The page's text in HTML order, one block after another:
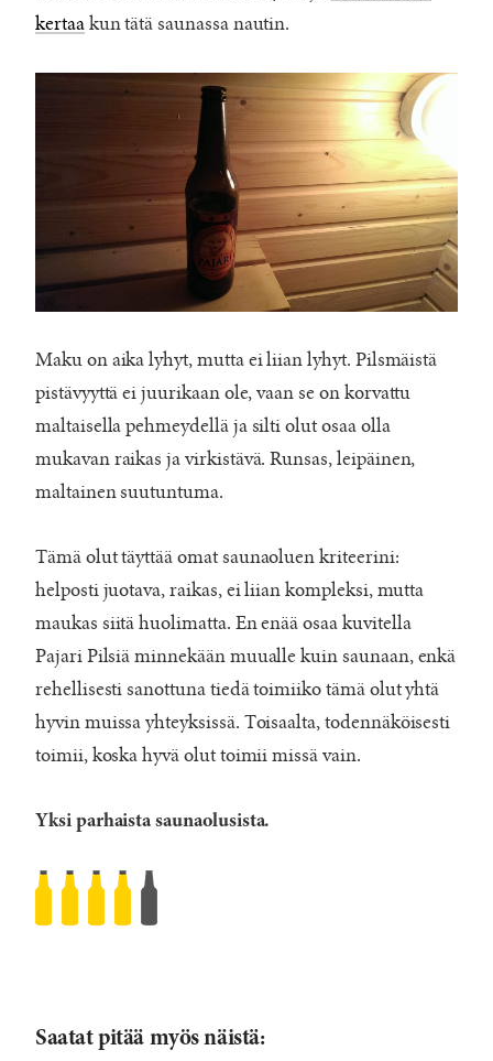
kertaakun tätä saunassa nautin.
Maku on aika lyhyt, mutta ei liian lyhyt. Pilsmäistä
pistävyyttä ei juurikaan ole, vaan se on korvattu
maltaisella pehmeydellä ja silti olut osaa olla
mukavan raikas ja virkistävä. Runsas, leipäinen,
maltainen suutuntuma.
Tämä olut täyttää omat saunaoluen kriteerini:
helposti juotava, raikas, ei liian kompleksi, mutta
maukas siitä huolimatta. En enää osaa kuvitella
Pajari Pilsiä minnekään muualle kuin saunaan, enkä
rehellisesti sanottuna tiedä toimiiko tämä olut yhtä
hyvin muissa yhteyksissä. Toisaalta, todennäköisesti
toimii, koska hyvä olut toimii missä vain.
Yksi parhaista saunaolusista.
Saunaoluena
Kiteen
Rated
Saatat pitää myös näistä: